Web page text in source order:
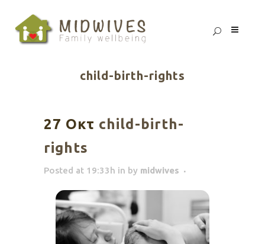
child-birth-rights
27 Οκτ child-birth-
rights
Posted at 19:33h in by midwives